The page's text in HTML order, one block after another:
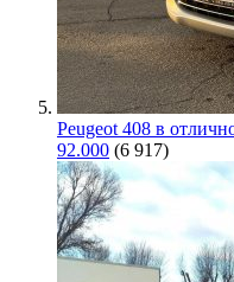
Peugeot 408 в
92.000 (6 917)